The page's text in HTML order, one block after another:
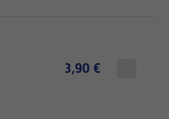
3,90 €